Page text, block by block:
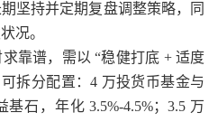
坚持并定期复盘调整策略，同
况。
靠谱，需以 “稳健打底 + 适度
拆分配置：4 万投货币基金与
石，年化 3.5%-4.5%；3.5 万